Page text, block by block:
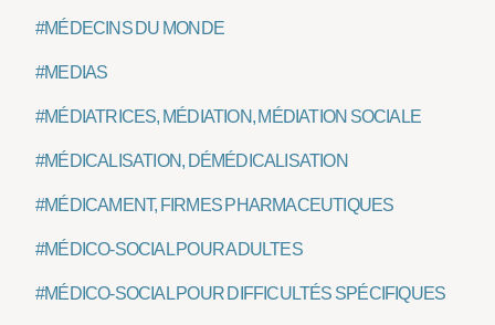
#MÉDECINS DU MONDE
#MEDIAS
#MÉDIATRICES, MÉDIATION, MÉDIATION SOCIALE
#MÉDICALISATION, DÉMÉDICALISATION
#MÉDICAMENT, FIRMES PHARMACEUTIQUES
#MÉDICO-SOCIAL POUR ADULTES
#MÉDICO-SOCIAL POUR DIFFICULTÉS SPÉCIFIQUES